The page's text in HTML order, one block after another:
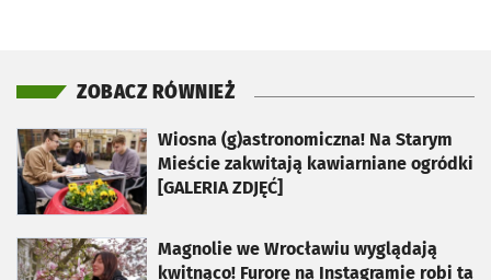
ZOBACZ RÓWNIEŻ
Wiosna (g)astronomiczna! Na Starym
Mieście zakwitają kawiarniane ogródki
[GALERIA ZDJĘĆ]
otworzy się w nowej karcie
Magnolie we Wrocławiu wyglądają
kwitnąco! Furorę na Instagramie robi ta
otworzy się w nowej karcie